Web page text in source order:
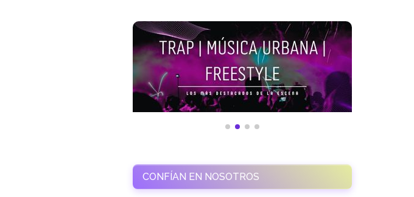
CONFÍAN EN NOSOTROS